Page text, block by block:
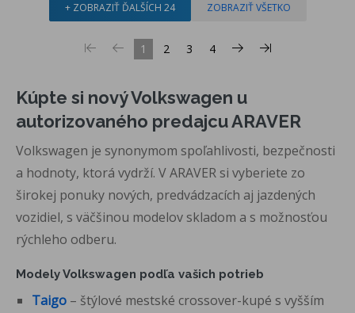
+ ZOBRAZIŤ ĎALŠÍCH 24 ZOBRAZIŤ VŠETKO
1 2 3 4
Kúpte si nový Volkswagen u
autorizovaného predajcu ARAVER
Volkswagen je synonymom spoľahlivosti, bezpečnosti
a hodnoty, ktorá vydrží. V ARAVER si vyberiete zo
širokej ponuky nových, predvádzacích aj jazdených
vozidiel, s väčšinou modelov skladom a s možnosťou
rýchleho odberu.
Modely Volkswagen podľa vašich potrieb
Taigo – štýlové mestské crossover-kupé s vyšším